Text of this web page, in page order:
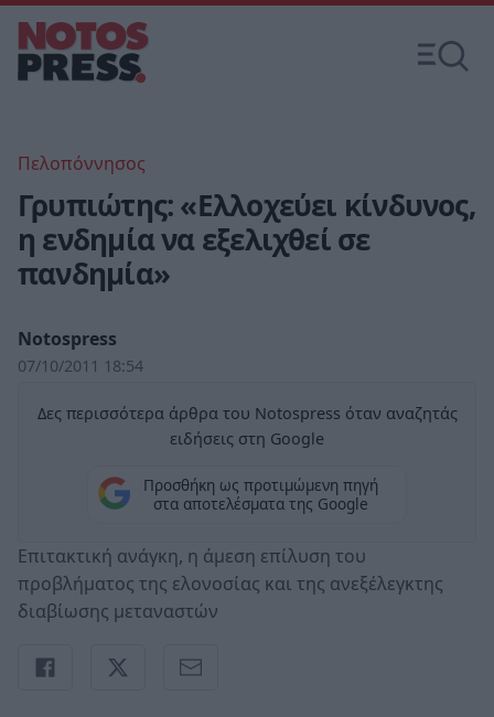
Πελοπόννησος
Γρυπιώτης: «Ελλοχεύει κίνδυνος,
η ενδημία να εξελιχθεί σε
πανδημία»
Notospress
07/10/2011 18:54
Δες περισσότερα άρθρα του Notospress όταν αναζητάς
ειδήσεις στη Google
Προσθήκη ως προτιμώμενη πηγή
στα αποτελέσματα της Google
Επιτακτική ανάγκη, η άμεση επίλυση του
προβλήματος της ελονοσίας και της ανεξέλεγκτης
διαβίωσης μεταναστών